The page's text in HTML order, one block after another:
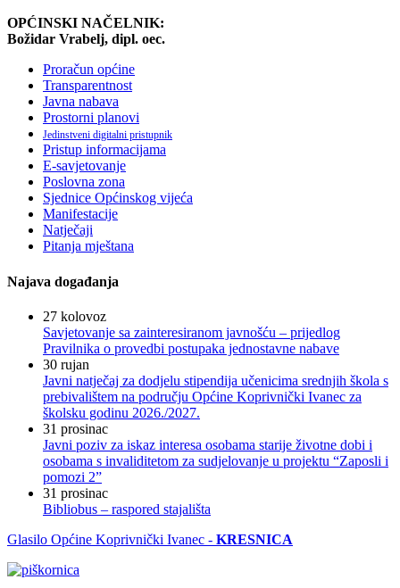
OPĆINSKI NAČELNIK:
Božidar Vrabelj, dipl. oec.
Proračun općine
Transparentnost
Javna nabava
Prostorni planovi
Jedinstveni digitalni pristupnik
Pristup informacijama
E-savjetovanje
Poslovna zona
Sjednice Općinskog vijeća
Manifestacije
Natječaji
Pitanja mještana
Najava događanja
27 kolovoz
Savjetovanje sa zainteresiranom javnošću – prijedlog
Pravilnika o provedbi postupaka jednostavne nabave
30 rujan
Javni natječaj za dodjelu stipendija učenicima srednjih škola s
prebivalištem na području Općine Koprivnički Ivanec za
školsku godinu 2026./2027.
31 prosinac
Javni poziv za iskaz interesa osobama starije životne dobi i
osobama s invaliditetom za sudjelovanje u projektu “Zaposli i
pomozi 2”
31 prosinac
Bibliobus – raspored stajališta
Glasilo Općine Koprivnički Ivanec - KRESNICA